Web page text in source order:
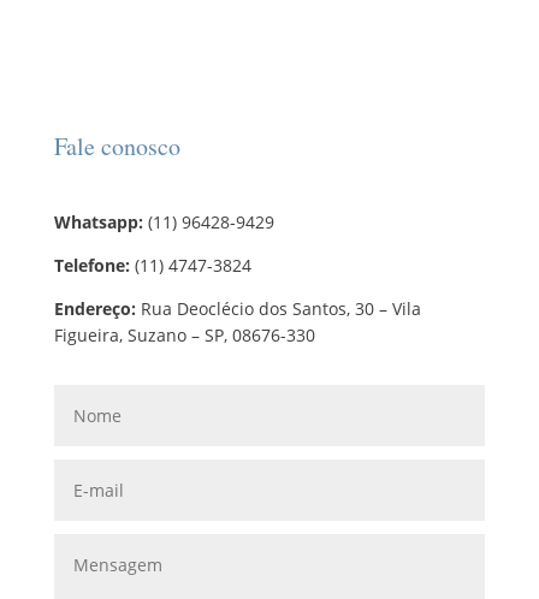
Fale conosco
Whatsapp: (11) 96428-9429
Telefone: (11) 4747-3824
Endereço: Rua Deoclécio dos Santos, 30 – Vila
Figueira, Suzano – SP, 08676-330